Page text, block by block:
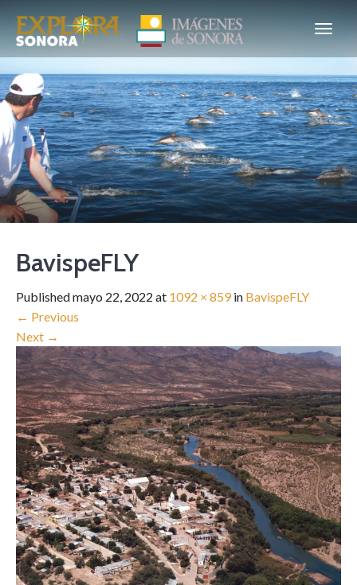
BavispeFLY
Publishedmayo 22, 2022 at 1092 × 859in BavispeFLY
← Previous
Next →